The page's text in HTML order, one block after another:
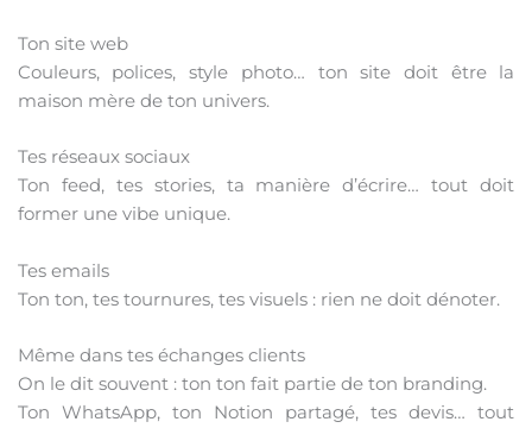
Ton site web
Couleurs, polices, style photo… ton site doit être la
maison mère de ton univers.
Tes réseaux sociaux
Ton feed, tes stories, ta manière d’écrire… tout doit
former une vibe unique.
Tes emails
Ton ton, tes tournures, tes visuels : rien ne doit dénoter.
Même dans tes échanges clients
On le dit souvent : ton ton fait partie de ton branding.
Ton WhatsApp, ton Notion partagé, tes devis… tout